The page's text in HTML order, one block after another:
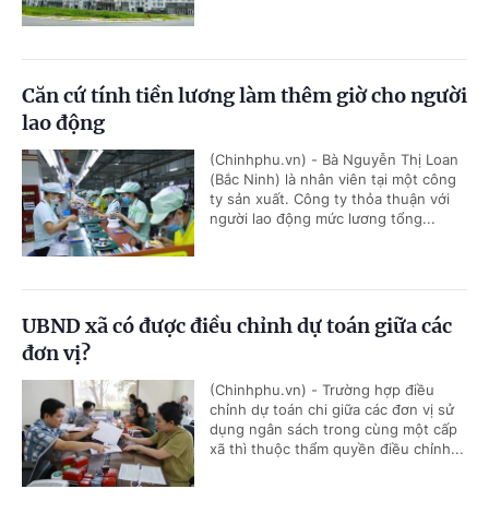
Căn cứ tính tiền lương làm thêm giờ cho người
lao động
(Chinhphu.vn) - Bà Nguyễn Thị Loan
(Bắc Ninh) là nhân viên tại một công
ty sản xuất. Công ty thỏa thuận với
người lao động mức lương tổng...
UBND xã có được điều chỉnh dự toán giữa các
đơn vị?
(Chinhphu.vn) - Trường hợp điều
chỉnh dự toán chi giữa các đơn vị sử
dụng ngân sách trong cùng một cấp
xã thì thuộc thẩm quyền điều chỉnh...